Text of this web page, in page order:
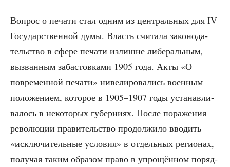
Вопрос о печа­ти стал одним из цен­траль­ных для IV
Госу­дар­ствен­ной думы. Власть счи­та­ла зако­но­да­
тель­ство в сфе­ре печа­ти излишне либе­раль­ным,
вызван­ным заба­стов­ка­ми 1905 года. Акты «О
повре­мен­ной печа­ти» ниве­ли­ро­ва­лись воен­ным
поло­же­ни­ем, кото­рое в 1905–1907 годы уста­нав­ли­
ва­лось в неко­то­рых губер­ни­ях. После пора­же­ния
рево­лю­ции пра­ви­тель­ство про­дол­жи­ло вво­дить
«исклю­чи­тель­ные усло­вия» в отдель­ных реги­о­нах,
полу­чая таким обра­зом пра­во в упро­щён­ном поряд­